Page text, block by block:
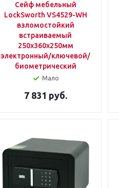
Сейф мебельный
LockSworth VS4529-WH
взломостойкий
встраиваемый
250x360x250мм
электронный/ключевой/
биометрический
Мало
7 831 руб.